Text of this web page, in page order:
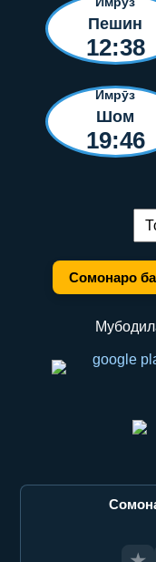
Пешин
12:38
Имрӯз
Шом
19:46
Сомонаро